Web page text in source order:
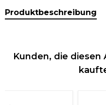
Produktbeschreibung
Kunden, die